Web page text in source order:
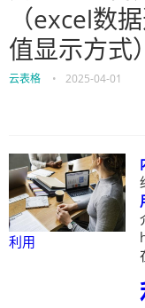
（excel数
值显示方式）
云表格 • 2025-04-01
利用